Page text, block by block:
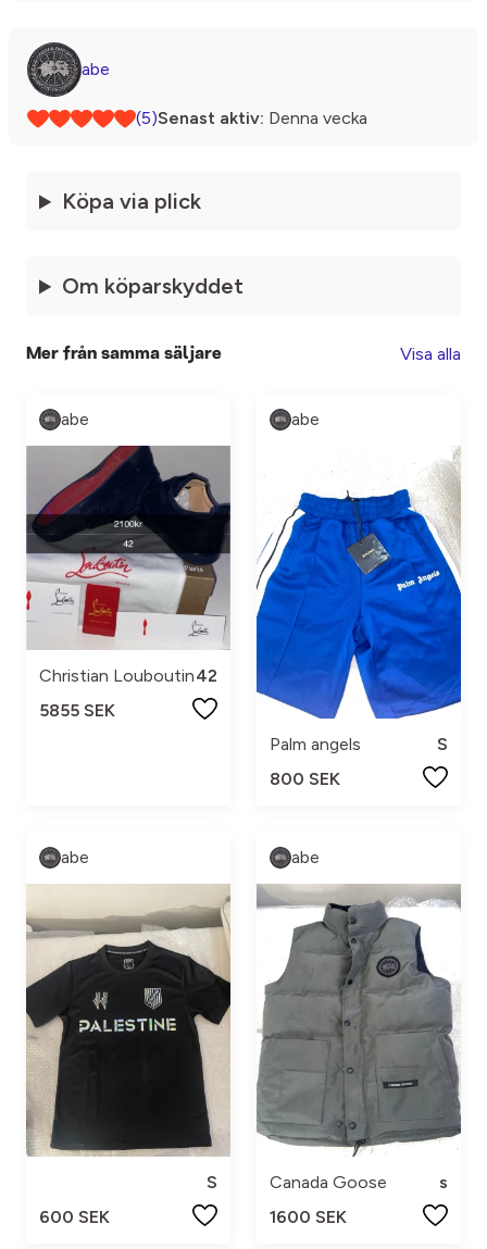
abe
(5)Senast aktiv: Denna vecka
Köpa via plick
Om köparskyddet
Mer från samma säljare Visa alla
abe
Christian Louboutin42
5855 SEK
abe
Palm angels
S
800 SEK
abe
S
600 SEK
abe
Canada Goose
s
1600 SEK